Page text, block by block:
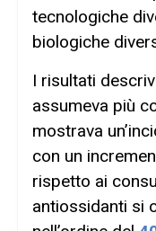
tecnologiche
biologiche
I risultati
assumeva più
mostrava
con un
rispetto ai
antiossidanti si